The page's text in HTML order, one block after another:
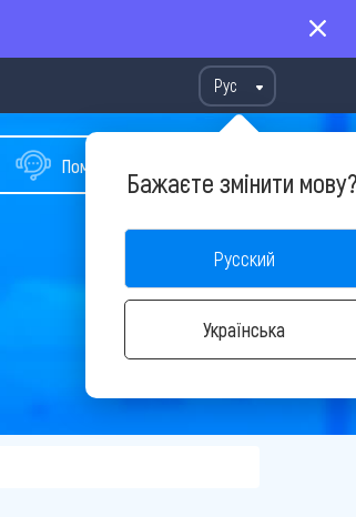
Рус
Бажаєте змінити
Русский
Українська
Помощь в подборе тура